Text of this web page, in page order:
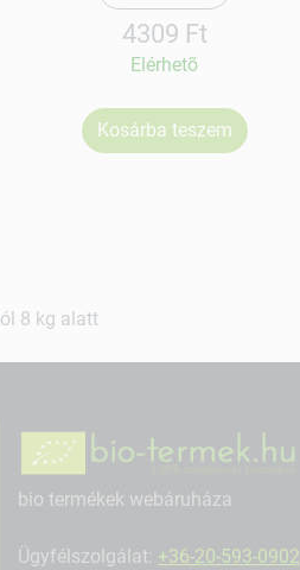
4309 Ft
Elérhetõ
Kosárba teszem
8 kg alatt
bio termékek webáruháza
Ügyfélszolgálat: +36-20-593-0902